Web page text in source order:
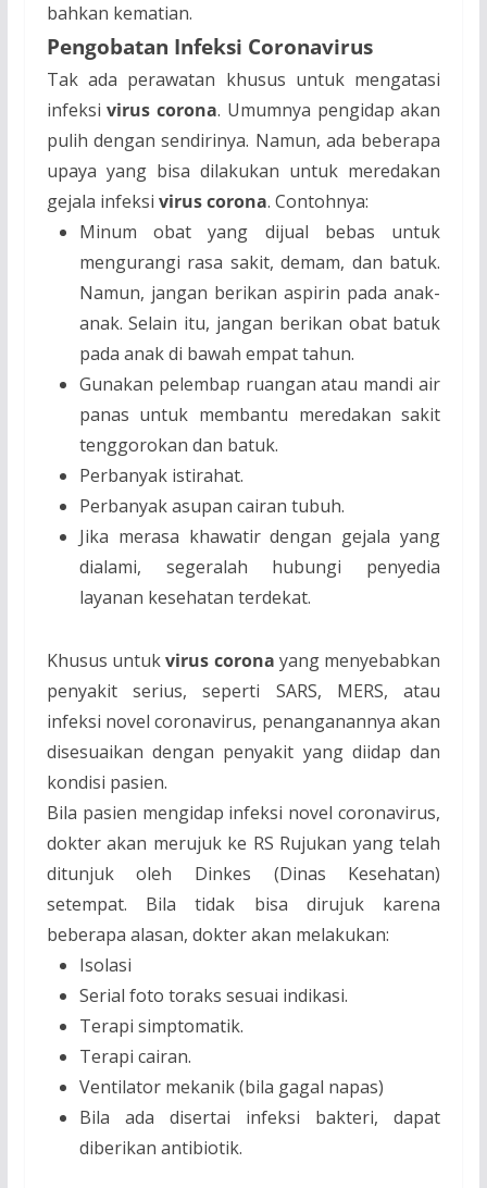
bahkan kematian.
Pengobatan Infeksi Coronavirus
Tak ada perawatan khusus untuk mengatasi
infeksivirus corona. Umumnya pengidap akan
pulih dengan sendirinya. Namun, ada beberapa
upaya yang bisa dilakukan untuk meredakan
gejala infeksi virus corona. Contohnya:
Minum obat yang dijual bebas untuk
mengurangi rasa sakit, demam, dan batuk.
Namun, jangan berikan aspirin pada anak-
anak. Selain itu, jangan berikan obat batuk
pada anak di bawah empat tahun.
Gunakan pelembap ruangan atau mandi air
panas untuk membantu meredakan sakit
tenggorokan dan batuk.
Perbanyak istirahat.
Perbanyak asupan cairan tubuh.
Jika merasa khawatir dengan gejala yang
dialami, segeralah hubungi penyedia
layanan kesehatan terdekat.
Khusus untukvirus corona yang menyebabkan
penyakit serius, seperti SARS, MERS, atau
infeksi novel coronavirus, penanganannya akan
disesuaikan dengan penyakit yang diidap dan
kondisi pasien.
Bila pasien mengidap infeksi novel coronavirus,
dokter akan merujuk ke RS Rujukan yang telah
ditunjuk oleh Dinkes (Dinas Kesehatan)
setempat. Bila tidak bisa dirujuk karena
beberapa alasan, dokter akan melakukan:
Isolasi
Serial foto toraks sesuai indikasi.
Terapi simptomatik.
Terapi cairan.
Ventilator mekanik (bila gagal napas)
Bila ada disertai infeksi bakteri, dapat
diberikan antibiotik.